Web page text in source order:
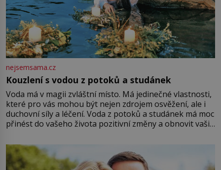
nejsemsama.cz
Kouzlení s vodou z potoků a studánek
Voda má v magii zvláštní místo. Má jedinečné vlastnosti,
které pro vás mohou být nejen zdrojem osvěžení, ale i
duchovní síly a léčení. Voda z potoků a studánek má moc
přinést do vašeho života pozitivní změny a obnovit vaši
můžete obohatit své rituály a přinést do svého života
větší harmonii a klid. Je důležité